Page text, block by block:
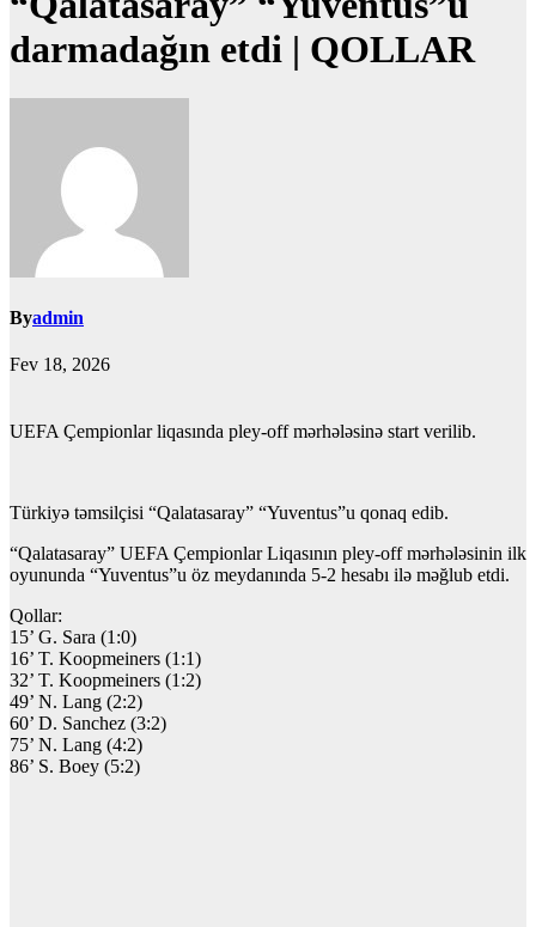
darmadağın etdi | QOLLAR
Byadmin
Fev 18, 2026
UEFA Çempionlar liqasında pley-off mərhələsinə start verilib.
Türkiyə təmsilçisi “Qalatasaray” “Yuventus”u qonaq edib.
“Qalatasaray” UEFA Çempionlar Liqasının pley-off mərhələsinin ilk
oyununda “Yuventus”u öz meydanında 5-2 hesabı ilə məğlub etdi.
Qollar:
15’ G. Sara (1:0)
16’ T. Koopmeiners (1:1)
32’ T. Koopmeiners (1:2)
49’ N. Lang (2:2)
60’ D. Sanchez (3:2)
75’ N. Lang (4:2)
86’ S. Boey (5:2)